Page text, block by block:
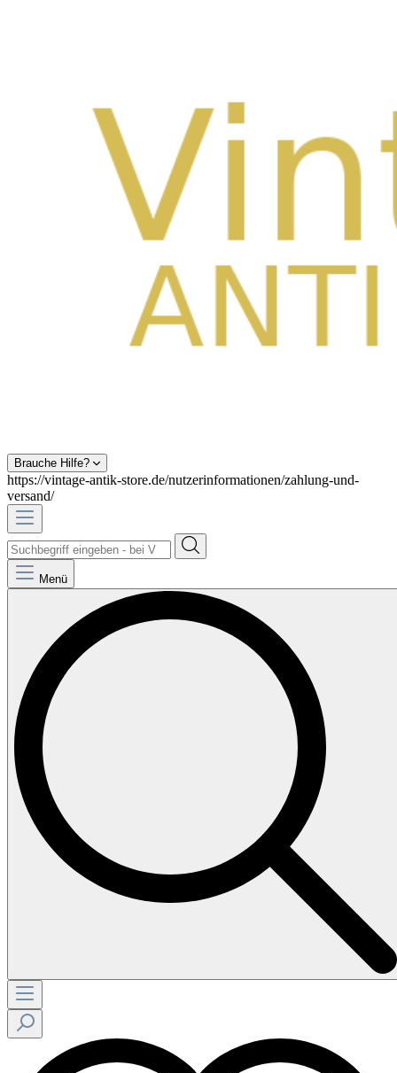
Brauche Hilfe?
https://vintage-antik-store.de/nutzerinformationen/zahlung-und-
versand/
Menü